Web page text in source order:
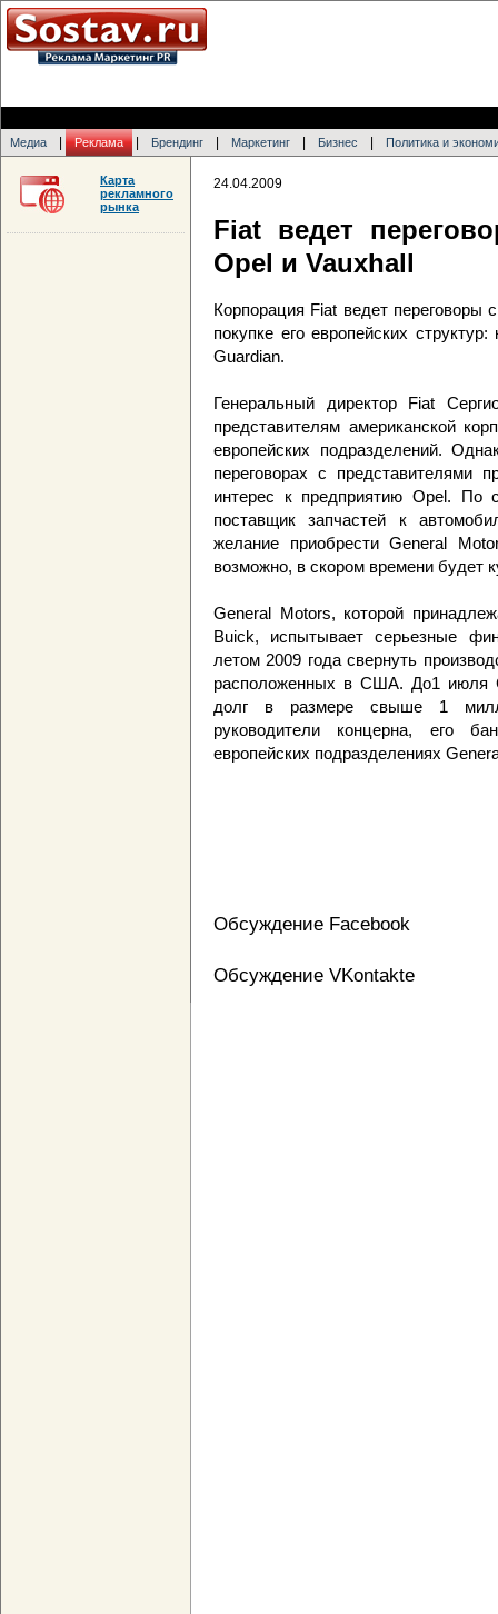
Медиа Реклама Брендинг Маркетинг Бизнес Политика и
24.04.2009
Fiat ведет
Opel и Vauxhall
Корпорация Fiat ведет переговоры
покупке его европейских
Guardian.
Генеральный директор Fiat
представителям американской
европейских подразделений.
переговорах с представителями
интерес к предприятию Opel. По
поставщик запчастей к
желание приобрести General
возможно, в скором времени будет
General Motors, которой
Buick, испытывает серьезные
летом 2009 года свернуть
расположенных в США. До1 июля
долг в размере свыше 1
руководители концерна, его
европейских подразделениях
Обсуждение Facebook
Обсуждение VKontakte
Карта
рекламного
рынка